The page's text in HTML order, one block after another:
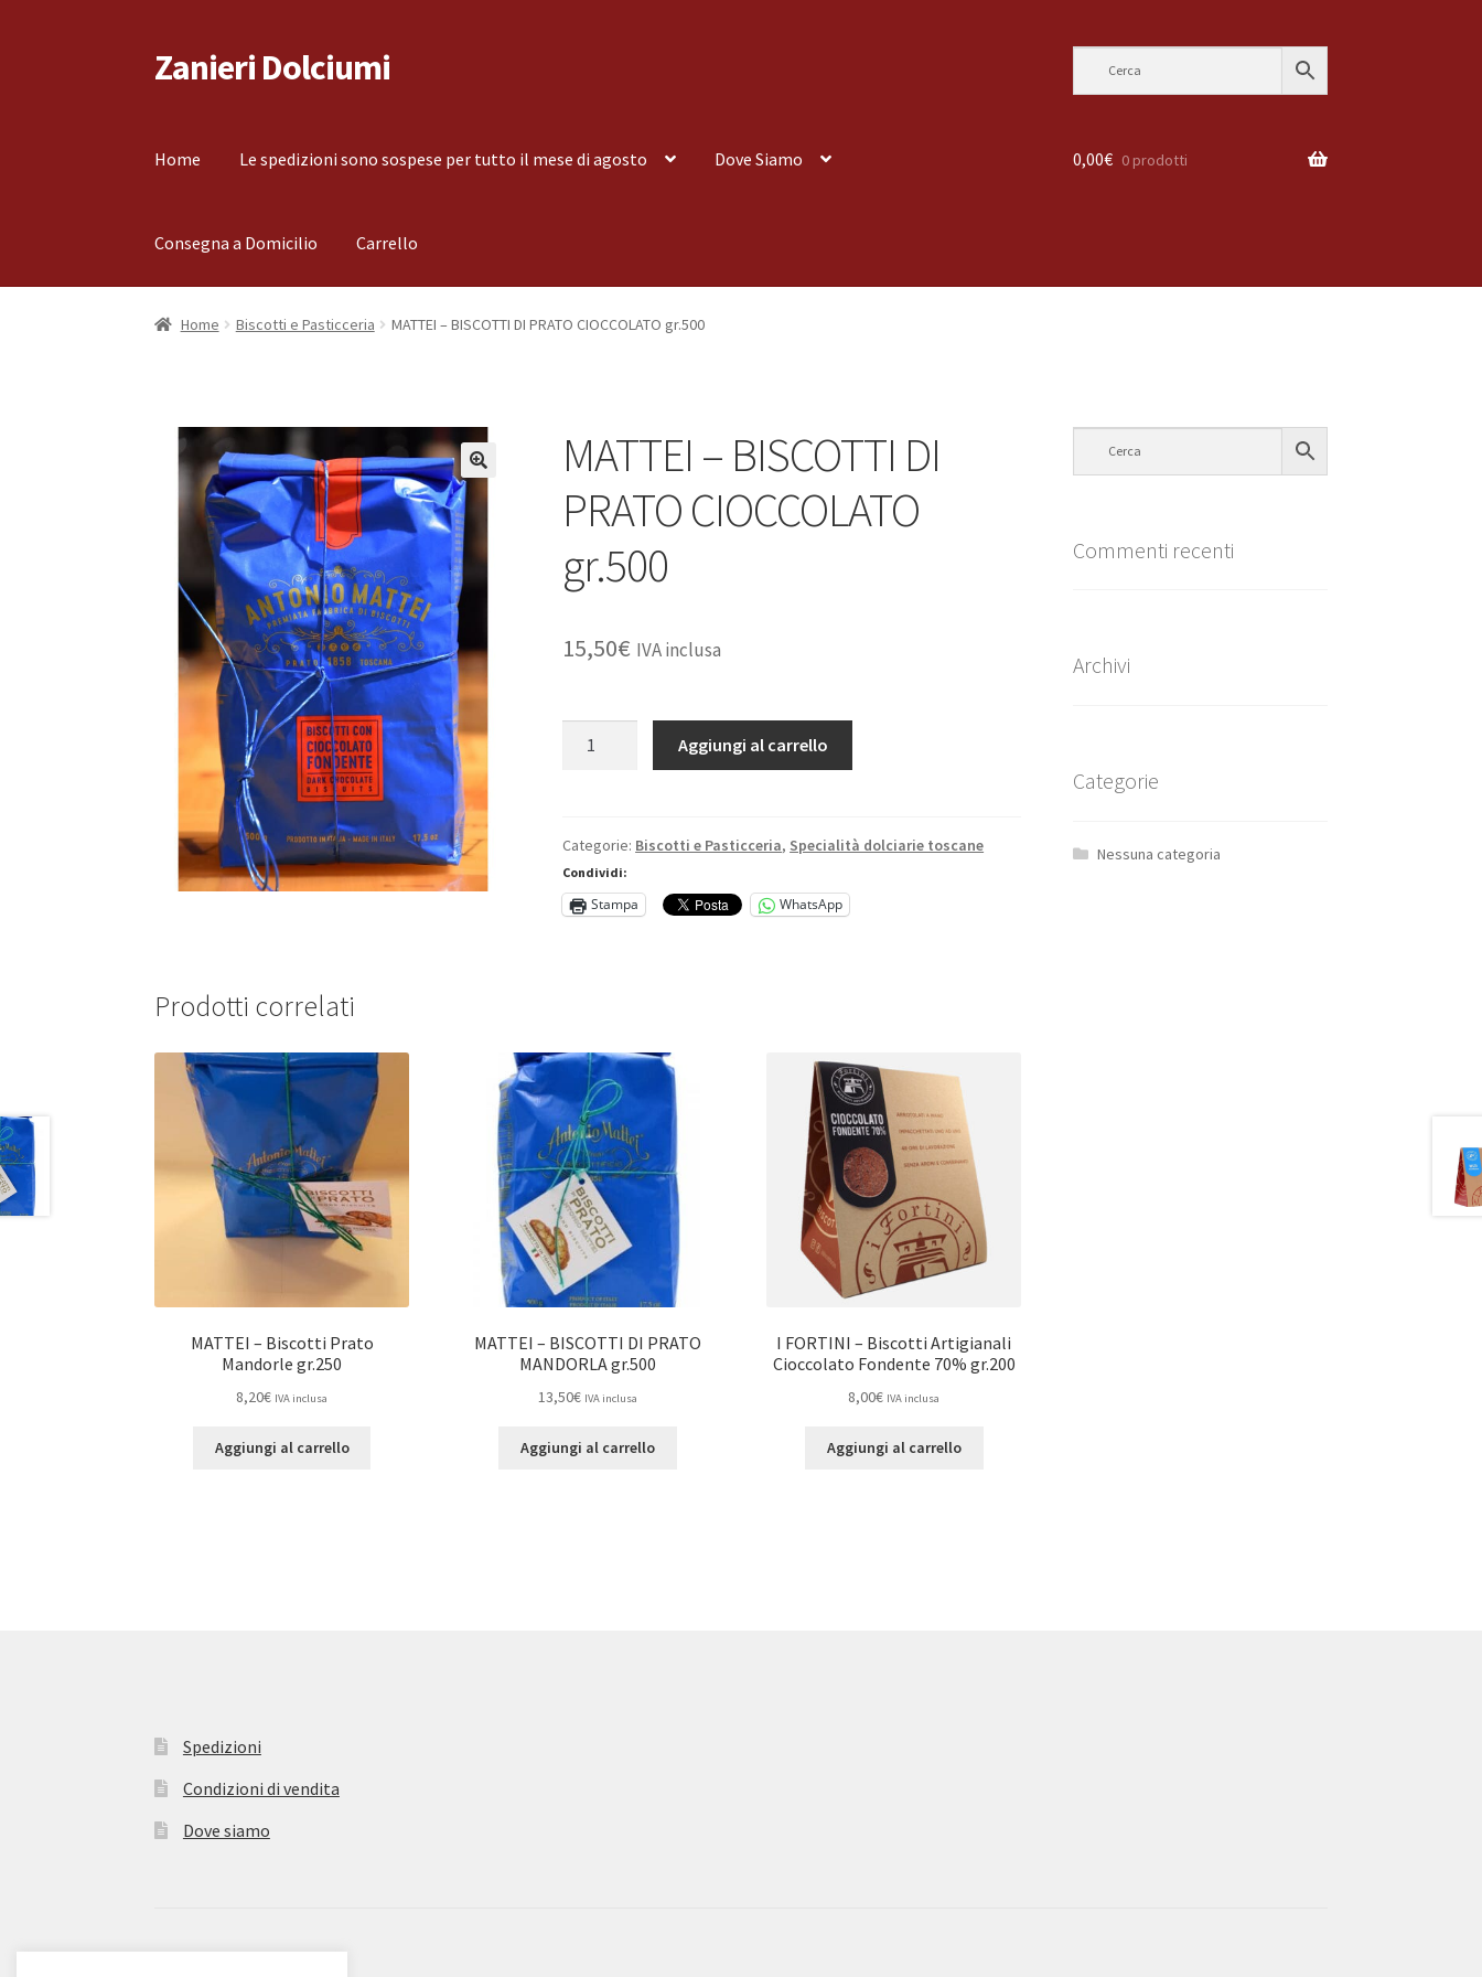
Vai
alla
Vai
al
Zanieri Dolciumi
Home Le spedizioni sono sospese per tutto il mese di agosto Dove Siamo
Consegna a Domicilio Carrello
Home Carrello Cassa Condizioni di vendita Consegna a Domicilio Consegna a Domicilio
0,00€ 0 prodotti
Home Biscotti e Pasticceria MATTEI – BISCOTTI DI PRATO CIOCCOLATO gr.500
MATTEI – BISCOTTI DI
PRATO CIOCCOLATO
gr.500
15,50€ IVA inclusa
PRATO
CIOCCOLATO
gr.500
Aggiungi al carrello
Categorie: Biscotti e Pasticceria, Specialità dolciarie toscane
Condividi:
Stampa WhatsApp
Prodotti correlati
MATTEI – Biscotti Prato
Mandorle gr.250
8,20€ IVA inclusa
Aggiungi al carrello
MATTEI – BISCOTTI DI PRATO
MANDORLA gr.500
13,50€ IVA inclusa
Aggiungi al carrello
I FORTINI – Biscotti Artigianali
Cioccolato Fondente 70% gr.200
8,00€ IVA inclusa
Aggiungi al carrello
Commenti recenti
Archivi
Categorie
Nessuna categoria
Spedizioni
Condizioni di vendita
Dove siamo